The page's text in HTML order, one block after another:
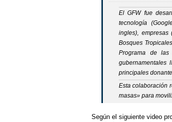
El GFW fue
tecnología
ingles),
Bosques
Programa de las
gubernamentales
principales
Esta colaboración
masas» para
Según el siguiente video